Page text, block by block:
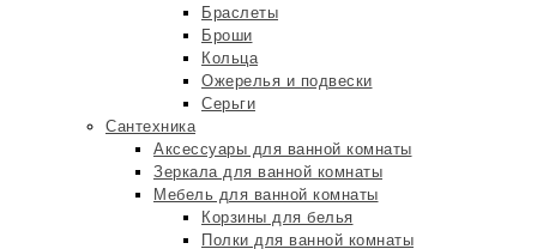
Браслеты
Броши
Кольца
Ожерелья и подвески
Серьги
Сантехника
Аксессуары для ванной комнаты
Зеркала для ванной комнаты
Мебель для ванной комнаты
Корзины для белья
Полки для ванной комнаты